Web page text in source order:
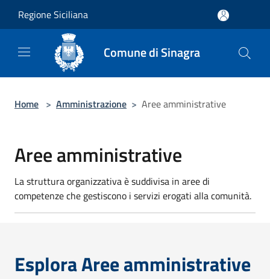
Regione Siciliana
Comune di Sinagra
Home > Amministrazione > Aree amministrative
Aree amministrative
La struttura organizzativa è suddivisa in aree di
competenze che gestiscono i servizi erogati alla comunità.
Esplora Aree amministrative